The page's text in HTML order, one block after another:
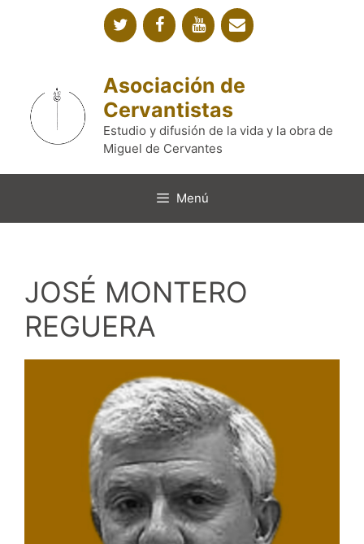
Asociación de
Cervantistas
Estudio y difusión de la vida y la obra de
Miguel de Cervantes
Menú
JOSÉ MONTERO
REGUERA